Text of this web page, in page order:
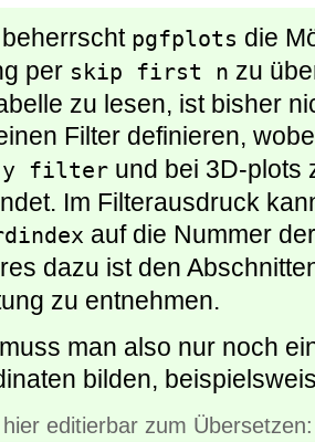
pgfplots die
per skip first n zu
zu lesen, ist bisher
Filter definieren,
y filter und bei 3D-plots
Im Filterausdruck
auf die Nummer
dazu ist den
zu entnehmen.
man also nur noch
bilden,
editierbar zum Übersetzen: